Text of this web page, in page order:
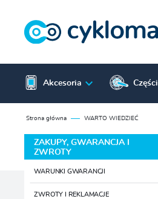
Akcesoria Części
Strona główna WARTO WIEDZIEĆ
ZAKUPY, GWARANCJA I
ZWROTY
WARUNKI GWARANCJI
ZWROTY I REKLAMACJE